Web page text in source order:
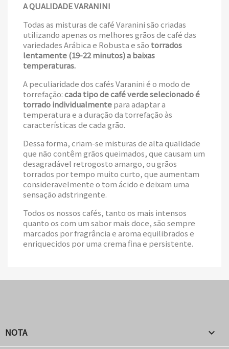
A QUALIDADE VARANINI
Todas as misturas de café Varanini são criadas
utilizando apenas os melhores grãos de café das
variedades Arábica e Robusta e são torrados
lentamente (19-22 minutos) a baixas
temperaturas.
A peculiaridade dos cafés Varanini é o modo de
torrefação:cada tipo de café verde selecionado é
torrado individualmentepara adaptar a
temperatura e a duração da torrefação às
características de cada grão.
Dessa forma, criam-se misturas de alta qualidade
que não contêm grãos queimados, que causam um
desagradável retrogosto amargo, ou grãos
torrados por tempo muito curto, que aumentam
consideravelmente o tom ácido e deixam uma
sensação adstringente.
Todos os nossos cafés, tanto os mais intensos
quanto os com um sabor mais doce, são sempre
marcados por fragrância e aroma equilibrados e
enriquecidos por uma crema fina e persistente.
NOTA 